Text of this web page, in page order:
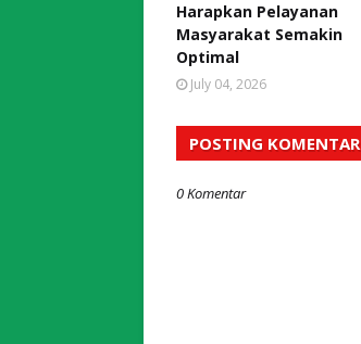
Harapkan Pelayanan
Masyarakat Semakin
Optimal
July 04, 2026
POSTING KOMENTAR
0 Komentar